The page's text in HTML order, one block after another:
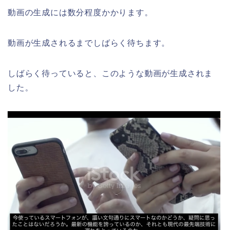
動画の生成には数分程度かかります。
動画が生成されるまでしばらく待ちます。
しばらく待っていると、このような動画が生成されま
した。